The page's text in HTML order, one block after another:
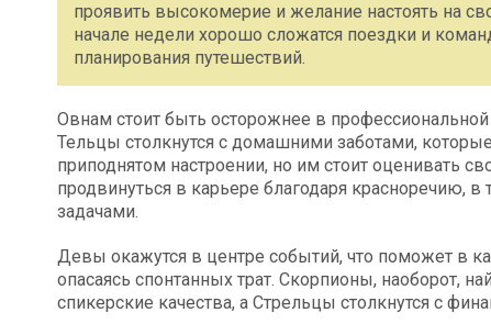
проявить высокомерие и желание настоять на
начале недели хорошо сложатся поездки и
планирования путешествий.
Овнам стоит быть осторожнее в
Тельцы столкнутся с домашними заботами,
приподнятом настроении, но им стоит оценивать
продвинуться в карьере благодаря красноречию,
задачами.
Девы окажутся в центре событий, что поможет в
опасаясь спонтанных трат. Скорпионы, наоборот,
спикерские качества, а Стрельцы столкнутся с